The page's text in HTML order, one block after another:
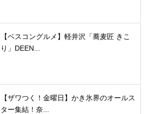
【ベスコングルメ】軽井沢「蕎麦匠 きこ
り」DEEN...
【ザワつく！金曜日】かき氷界のオールス
ター集結！奈...